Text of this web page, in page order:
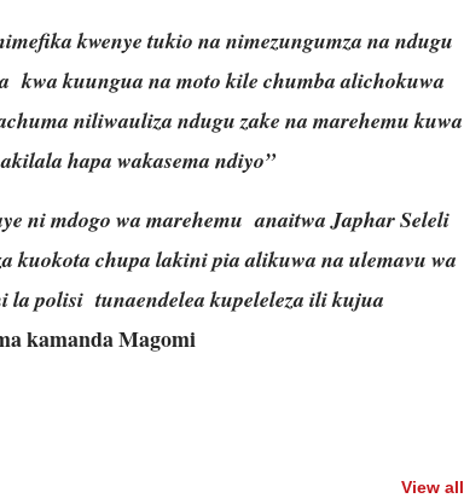
kwenye tukio na nimezungumza na ndugu
kwa kuungua na moto kile chumba alichokuwa
niliwauliza ndugu zake na marehemu kuwa
hapa wakasema ndiyo”
ni mdogo wa marehemu anaitwa Japhar Seleli
kuokota chupa lakini pia alikuwa na ulemavu wa
polisi tunaendelea kupeleleza ili kujua
kamanda Magomi
View all